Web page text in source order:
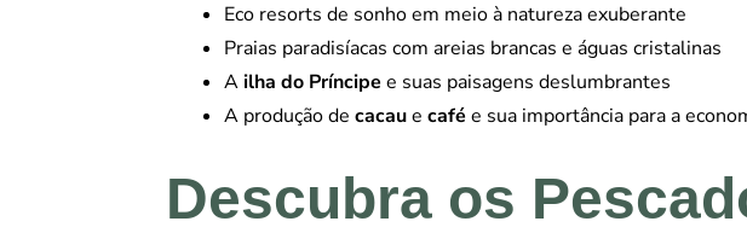
Eco resorts de sonho em meio à natureza exuberante
Praias paradisíacas com areias brancas e águas cristalinas
Ailha do Príncipe e suas paisagens deslumbrantes
A produção de cacaue café e sua importância para a
Descubra os